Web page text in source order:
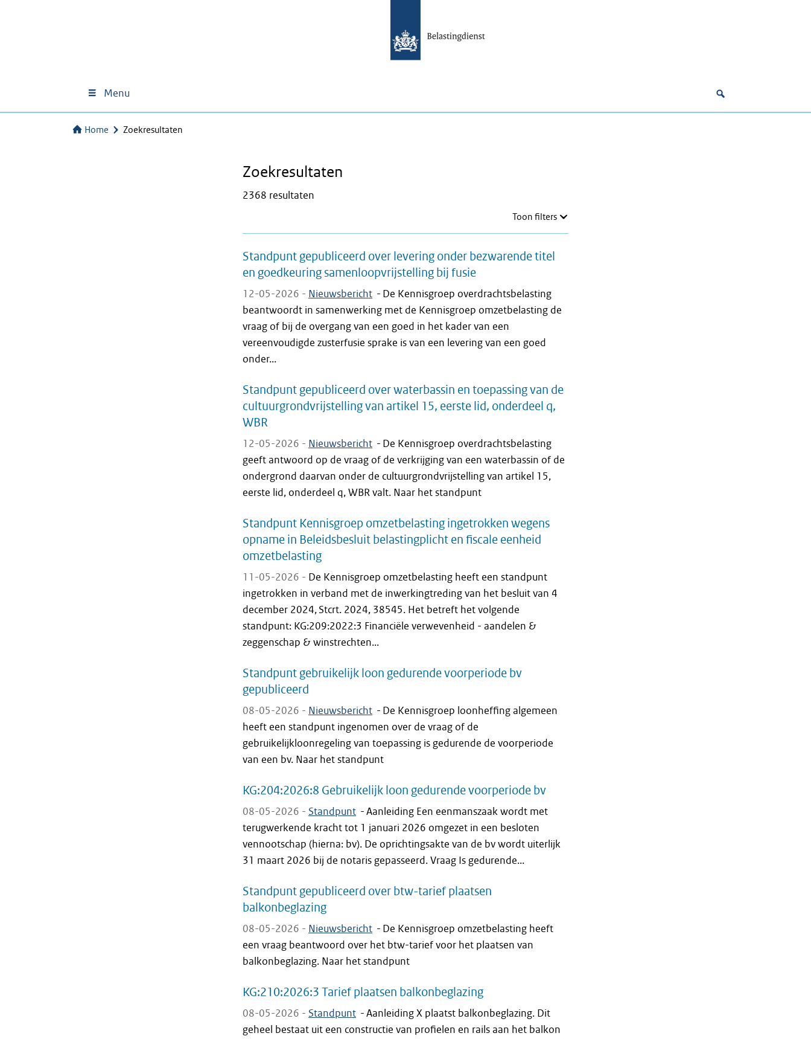
Menu
Home Zoekresultaten
Zoekresultaten
2368 resultaten
Toon filters
Standpunt gepubliceerd over levering onder bezwarende titel
en goedkeuring samenloopvrijstelling bij fusie
12-05-2026 - Nieuwsbericht - De Kennisgroep overdrachtsbelasting
beantwoordt in samenwerking met de Kennisgroep omzetbelasting de
vraag of bij de overgang van een goed in het kader van een
vereenvoudigde zusterfusie sprake is van een levering van een goed
onder...
Standpunt gepubliceerd over waterbassin en toepassing van de
cultuurgrondvrijstelling van artikel 15, eerste lid, onderdeel q,
WBR
12-05-2026 - Nieuwsbericht - De Kennisgroep overdrachtsbelasting
geeft antwoord op de vraag of de verkrijging van een waterbassin of de
ondergrond daarvan onder de cultuurgrondvrijstelling van artikel 15,
eerste lid, onderdeel q, WBR valt. Naar het standpunt
Standpunt Kennisgroep omzetbelasting ingetrokken wegens
opname in Beleidsbesluit belastingplicht en fiscale eenheid
omzetbelasting
11-05-2026 - De Kennisgroep omzetbelasting heeft een standpunt
ingetrokken in verband met de inwerkingtreding van het besluit van 4
december 2024, Stcrt. 2024, 38545. Het betreft het volgende
standpunt: KG:209:2022:3 Financiële verwevenheid - aandelen &
zeggenschap & winstrechten...
Standpunt gebruikelijk loon gedurende voorperiode bv
gepubliceerd
08-05-2026 - Nieuwsbericht - De Kennisgroep loonheffing algemeen
heeft een standpunt ingenomen over de vraag of de
gebruikelijkloonregeling van toepassing is gedurende de voorperiode
van een bv. Naar het standpunt
KG:204:2026:8 Gebruikelijk loon gedurende voorperiode bv
08-05-2026 - Standpunt -Aanleiding Een eenmanszaak wordt met
terugwerkende kracht tot 1 januari 2026 omgezet in een besloten
vennootschap (hierna: bv). De oprichtingsakte van de bv wordt uiterlijk
31 maart 2026 bij de notaris gepasseerd. Vraag Is gedurende...
Standpunt gepubliceerd over btw-tarief plaatsen
balkonbeglazing
08-05-2026 - Nieuwsbericht - De Kennisgroep omzetbelasting heeft
een vraag beantwoord over het btw-tarief voor het plaatsen van
balkonbeglazing. Naar het standpunt
KG:210:2026:3 Tarief plaatsen balkonbeglazing
08-05-2026 - Standpunt -Aanleiding X plaatst balkonbeglazing. Dit
geheel bestaat uit een constructie van profielen en rails aan het balkon